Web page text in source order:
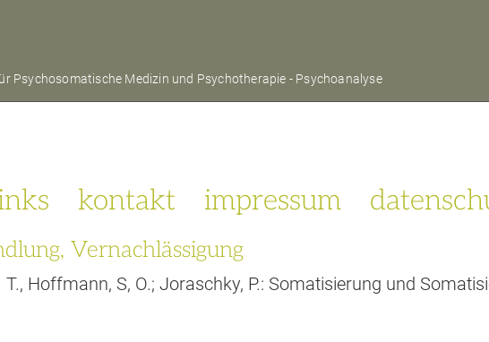
Psychosomatische Medizin und Psychotherapie - Psychoanalyse
kontakt impressum
Vernachlässigung
T., Hoffmann, S, O.; Joraschky, P.: Somatisierung und